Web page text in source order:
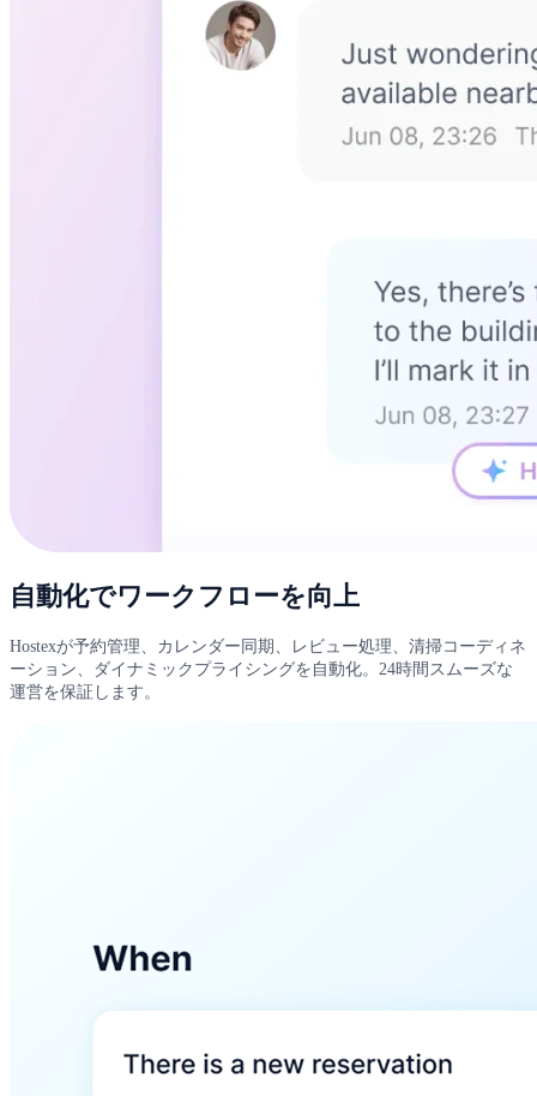
自動化でワークフローを向上
Hostexが予約管理、カレンダー同期、レビュー処理、清掃コーディネ
ーション、ダイナミックプライシングを自動化。24時間スムーズな
運営を保証します。